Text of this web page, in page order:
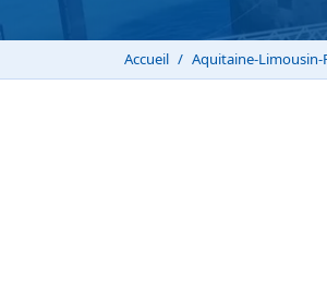
Accueil Aquitaine-